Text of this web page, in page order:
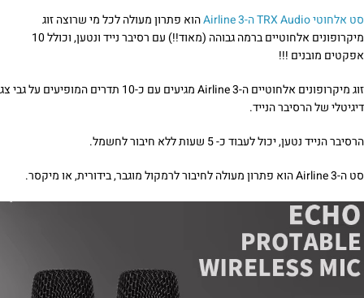
סט אלחוטי TRX Audio ה-Airline 3
הוא פתרון מעולה לכל מי שרוצה זוג
מיקרופונים אלחוטיים ברמה גבוהה (מאוד!!) עם רסיבר נייד ונטען, וכולל 10
אפקטים מובנים !!!
זוג מיקרופונים אלחוטיים ה-Airline 3 מגיעים עם כ-10 תדרים המופיעים על גבי צג
דיגיטלי של הרסיבר הנייד.
הרסיבר הנייד נטען, יכול לעבוד כ- 5 שעות ללא חיבור לחשמל.
סט ה-Airline 3 הוא פתרון מעולה לחיבור לרמקול מוגבר, בידורית, או מיקסר.